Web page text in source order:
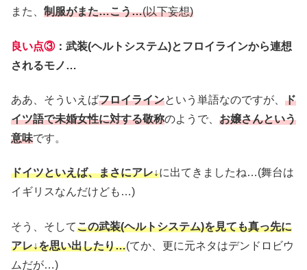
また、 制服がまた…こう…(以下妄想)
良い点③： 武装(ヘルトシステム)とフロイラインから連想
されるモノ…
ああ、そういえばフロイラインという単語なのですが、 ド
イツ語で未婚女性に対する敬称のようで、 お嬢さんという
意味です。
ドイツといえば、まさにアレ↓に出てきましたね…(舞台は
イギリスなんだけども…)
そう、そしてこの武装(ヘルトシステム)を見ても真っ先に
アレ↓を思い出したり…(てか、更に元ネタはデンドロビウ
ムだが…)